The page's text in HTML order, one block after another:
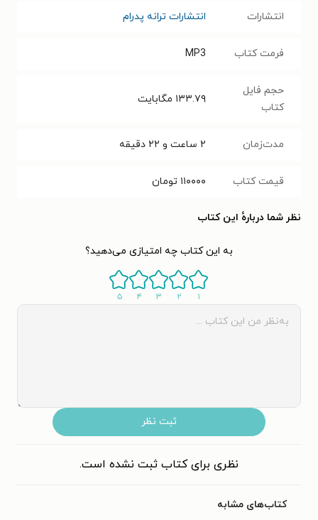
انتشارات انتشارات ترانه پدرام
فرمت کتاب MP3
حجم فایل
کتاب
۱۳۳.۷۹ مگابایت
مدت‌زمان ۲ ساعت و ۲۲ دقیقه
قیمت کتاب ۱۱۰۰۰۰ تومان
نظر شما دربارهٔ این کتاب
به این کتاب چه امتیازی می‌دهید؟
۱ ۲ ۳ ۴ ۵
ثبت نظر
نظری برای کتاب ثبت نشده است.
کتاب‌های مشابه